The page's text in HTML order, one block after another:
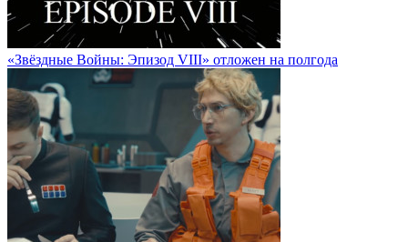
«Звёздные Войны: Эпизод VIII» отложен на полгода